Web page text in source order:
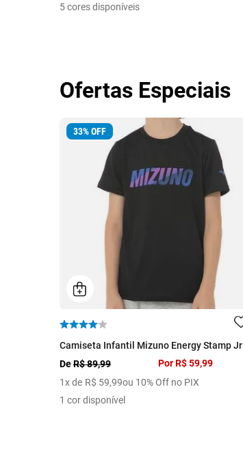
5 cores disponíveis
Ofertas Especiais
33%OFF
Camiseta Infantil Mizuno Energy Stamp Jr
DeR$ 89,99
1x de R$ 59,99ou 10% Off no PIX
Por R$ 59,99
1 cor disponível